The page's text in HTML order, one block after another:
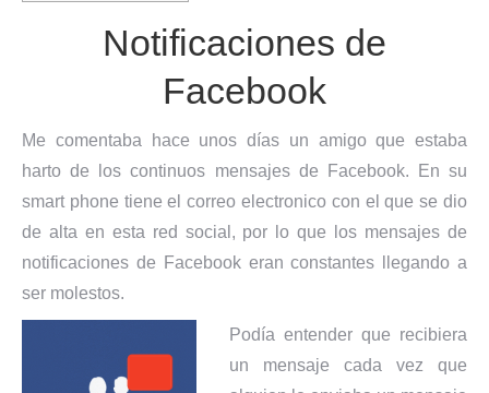
Notificaciones de
Facebook
Me comentaba hace unos días un amigo que estaba
harto de los continuos mensajes de Facebook. En su
smart phone tiene el correo electronico con el que se dio
de alta en esta red social, por lo que los mensajes de
notificaciones de Facebook eran constantes llegando a
ser molestos.
Podía entender que recibiera
un mensaje cada vez que